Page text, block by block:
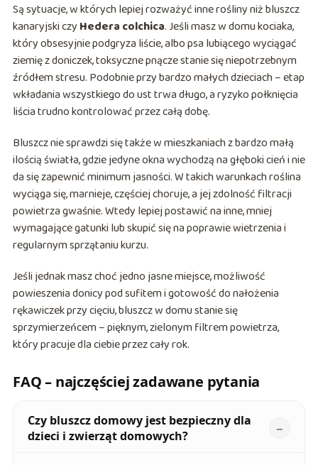
Są sytuacje, w których lepiej rozważyć inne rośliny niż bluszcz
kanaryjski czy Hedera colchica. Jeśli masz w domu kociaka,
który obsesyjnie podgryza liście, albo psa lubiącego wyciągać
ziemię z doniczek, toksyczne pnącze stanie się niepotrzebnym
źródłem stresu. Podobnie przy bardzo małych dzieciach – etap
wkładania wszystkiego do ust trwa długo, a ryzyko połknięcia
liścia trudno kontrolować przez całą dobę.
Bluszcz nie sprawdzi się także w mieszkaniach z bardzo małą
ilością światła, gdzie jedyne okna wychodzą na głęboki cień i nie
da się zapewnić minimum jasności. W takich warunkach roślina
wyciąga się, marnieje, częściej choruje, a jej zdolność filtracji
powietrza gwaśnie. Wtedy lepiej postawić na inne, mniej
wymagające gatunki lub skupić się na poprawie wietrzenia i
regularnym sprzątaniu kurzu.
Jeśli jednak masz choć jedno jasne miejsce, możliwość
powieszenia donicy pod sufitem i gotowość do nałożenia
rękawiczek przy cięciu, bluszcz w domu stanie się
sprzymierzeńcem – pięknym, zielonym filtrem powietrza,
który pracuje dla ciebie przez cały rok.
FAQ – najczęściej zadawane pytania
Czy bluszcz domowy jest bezpieczny dla
dzieci i zwierząt domowych?